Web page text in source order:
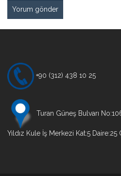
+90 (312) 438 10 25
Turan Güneş Bulvarı
Yıldız Kule İş Merkezi Kat:5